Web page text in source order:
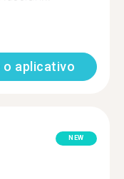
o aplicativo
NEW